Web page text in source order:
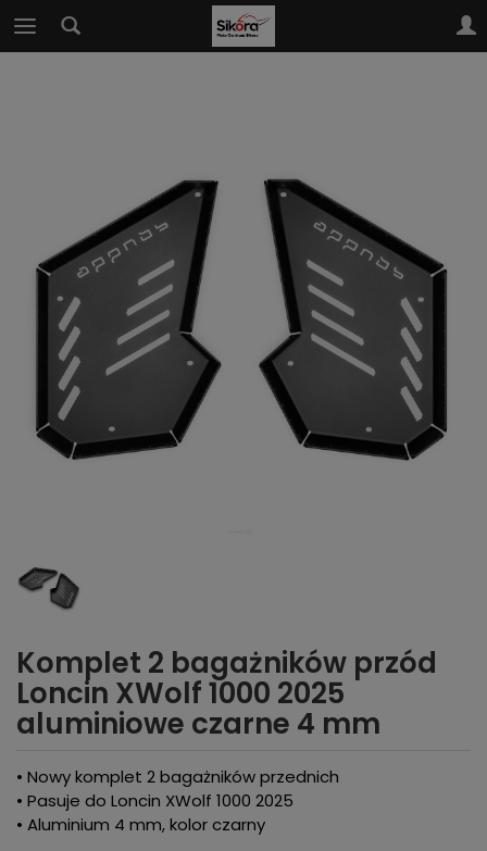
Komplet 2 bagażników przód
Loncin XWolf 1000 2025
aluminiowe czarne 4 mm
• Nowy komplet 2 bagażników przednich
• Pasuje do Loncin XWolf 1000 2025
• Aluminium 4 mm, kolor czarny